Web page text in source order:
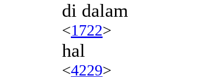
di dalam
<1722>
hal
<4229>